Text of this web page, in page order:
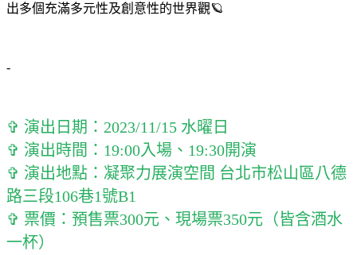
出多個充滿多元性及創意性的世界觀🪐
-
✞ 演出日期：2023/11/15 水曜日
✞ 演出時間：19:00入場、19:30開演
✞ 演出地點：凝聚力展演空間 台北市松山區八德
路三段106巷1號B1
✞ 票價：預售票300元、現場票350元（皆含酒水
一杯）